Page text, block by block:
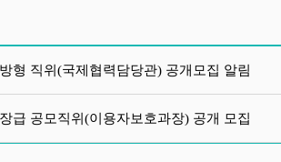
형 직위(국제협력담당관) 공개모집 알림
급 공모직위(이용자보호과장) 공개 모집